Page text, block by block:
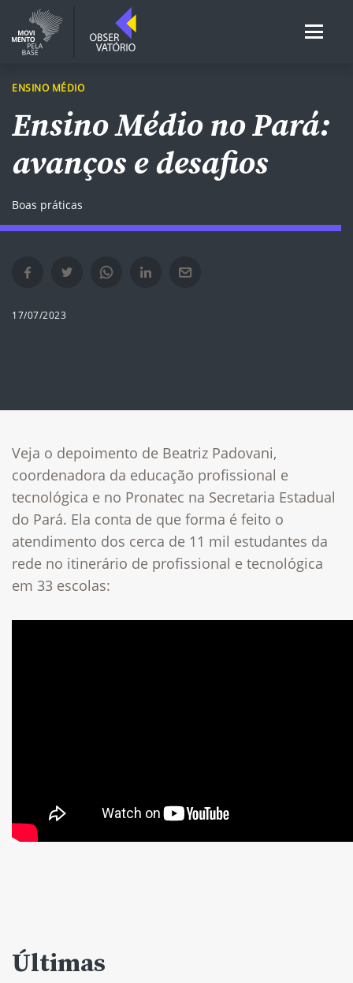
ENSINO MÉDIO
Ensino Médio no Pará:
avanços e desafios
Boas práticas
Compartilhar no Facebook em nova janela
Compartilhar no Twitter em nova janela
Compartilhar no Whatsapp em nova janela
Compartilhar no Linkedin em nova janela
Compartilhar por e-mail em nova janela
17/07/2023
Veja o depoimento de Beatriz Padovani,
coordenadora da educação profissional e
tecnológica e no Pronatec na Secretaria Estadual
do Pará. Ela conta de que forma é feito o
atendimento dos cerca de 11 mil estudantes da
rede no itinerário de profissional e tecnológica
em 33 escolas:
Últimas